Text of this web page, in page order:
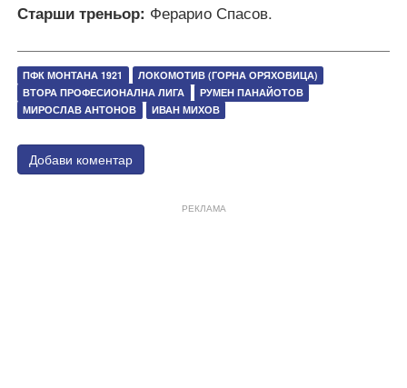
Старши треньор: Ферарио Спасов.
ПФК МОНТАНА 1921
ЛОКОМОТИВ (ГОРНА ОРЯХОВИЦА)
ВТОРА ПРОФЕСИОНАЛНА ЛИГА
РУМЕН ПАНАЙОТОВ
МИРОСЛАВ АНТОНОВ
ИВАН МИХОВ
Добави коментар
РЕКЛАМА